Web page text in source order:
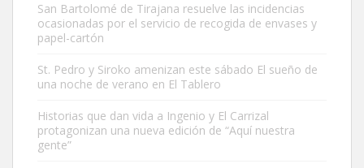
Gato manso encontrado
Este gato macho ha aparecido en la calle hace menos de un mes,
es muy manso y extremadamente cari...
San Bartolomé de Tirajana resuelve las incidencias
ocasionadas por el servicio de recogida de envases y
papel-cartón
St. Pedro y Siroko amenizan este sábado El sueño de
una noche de verano en El Tablero
Historias que dan vida a Ingenio y El Carrizal
protagonizan una nueva edición de “Aquí nuestra
gente”